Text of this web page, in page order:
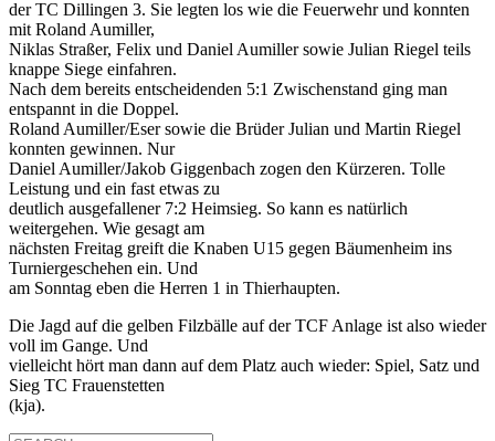
der TC Dillingen 3. Sie legten los wie die Feuerwehr und konnten
mit Roland Aumiller,
Niklas Straßer, Felix und Daniel Aumiller sowie Julian Riegel teils
knappe Siege einfahren.
Nach dem bereits entscheidenden 5:1 Zwischenstand ging man
entspannt in die Doppel.
Roland Aumiller/Eser sowie die Brüder Julian und Martin Riegel
konnten gewinnen. Nur
Daniel Aumiller/Jakob Giggenbach zogen den Kürzeren. Tolle
Leistung und ein fast etwas zu
deutlich ausgefallener 7:2 Heimsieg. So kann es natürlich
weitergehen. Wie gesagt am
nächsten Freitag greift die Knaben U15 gegen Bäumenheim ins
Turniergeschehen ein. Und
am Sonntag eben die Herren 1 in Thierhaupten.
Die Jagd auf die gelben Filzbälle auf der TCF Anlage ist also wieder
voll im Gange. Und
vielleicht hört man dann auf dem Platz auch wieder: Spiel, Satz und
Sieg TC Frauenstetten
(kja).